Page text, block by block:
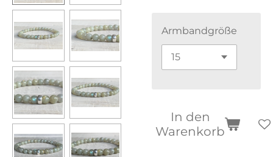
Armbandgröße
In den
Warenkorb